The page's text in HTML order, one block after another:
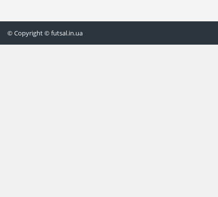
© Copyright © futsal.in.ua